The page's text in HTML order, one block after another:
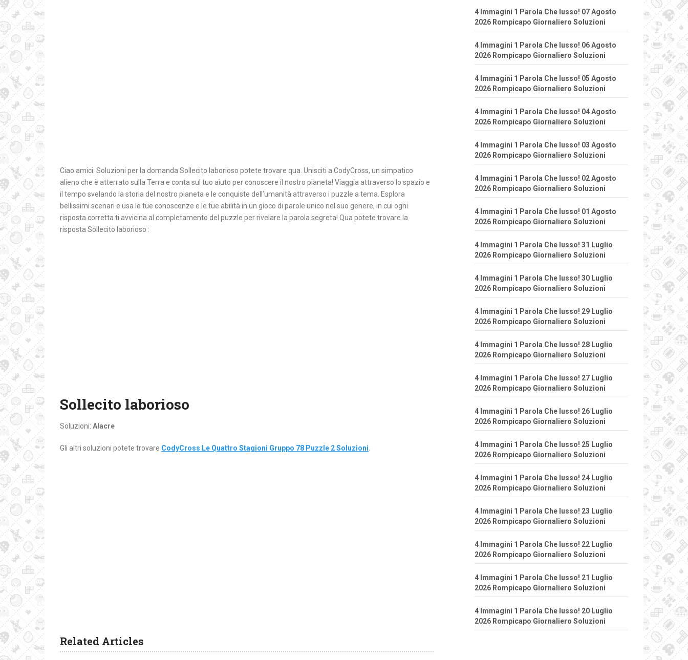
Ciao amici. Soluzioni per la domanda Sollecito laborioso potete trovare qua. Unisciti a CodyCross, un simpatico
alieno che è atterrato sulla Terra e conta sul tuo aiuto per conoscere il nostro pianeta! Viaggia attraverso lo spazio e
il tempo svelando la storia del nostro pianeta e le conquiste dell’umanità attraverso i puzzle a tema. Esplora
bellissimi scenari e usa le tue conoscenze e le tue abilità in un gioco di parole unico nel suo genere, in cui ogni
risposta corretta ti avvicina al completamento del puzzle per rivelare la parola segreta! Qua potete trovare la
risposta Sollecito laborioso :
Sollecito laborioso
Soluzioni: Alacre
Gli altri soluzioni potete trovare CodyCross Le Quattro Stagioni Gruppo 78 Puzzle 2 Soluzioni
Related Articles
4 Immagini 1 Parola Che lusso! 07 Agosto
2026 Rompicapo Giornaliero Soluzioni
4 Immagini 1 Parola Che lusso! 06 Agosto
2026 Rompicapo Giornaliero Soluzioni
4 Immagini 1 Parola Che lusso! 05 Agosto
2026 Rompicapo Giornaliero Soluzioni
4 Immagini 1 Parola Che lusso! 04 Agosto
2026 Rompicapo Giornaliero Soluzioni
4 Immagini 1 Parola Che lusso! 03 Agosto
2026 Rompicapo Giornaliero Soluzioni
4 Immagini 1 Parola Che lusso! 02 Agosto
2026 Rompicapo Giornaliero Soluzioni
4 Immagini 1 Parola Che lusso! 01 Agosto
2026 Rompicapo Giornaliero Soluzioni
4 Immagini 1 Parola Che lusso! 31 Luglio
2026 Rompicapo Giornaliero Soluzioni
4 Immagini 1 Parola Che lusso! 30 Luglio
2026 Rompicapo Giornaliero Soluzioni
4 Immagini 1 Parola Che lusso! 29 Luglio
2026 Rompicapo Giornaliero Soluzioni
4 Immagini 1 Parola Che lusso! 28 Luglio
2026 Rompicapo Giornaliero Soluzioni
4 Immagini 1 Parola Che lusso! 27 Luglio
2026 Rompicapo Giornaliero Soluzioni
4 Immagini 1 Parola Che lusso! 26 Luglio
2026 Rompicapo Giornaliero Soluzioni
4 Immagini 1 Parola Che lusso! 25 Luglio
2026 Rompicapo Giornaliero Soluzioni
4 Immagini 1 Parola Che lusso! 24 Luglio
2026 Rompicapo Giornaliero Soluzioni
4 Immagini 1 Parola Che lusso! 23 Luglio
2026 Rompicapo Giornaliero Soluzioni
4 Immagini 1 Parola Che lusso! 22 Luglio
2026 Rompicapo Giornaliero Soluzioni
4 Immagini 1 Parola Che lusso! 21 Luglio
2026 Rompicapo Giornaliero Soluzioni
4 Immagini 1 Parola Che lusso! 20 Luglio
2026 Rompicapo Giornaliero Soluzioni